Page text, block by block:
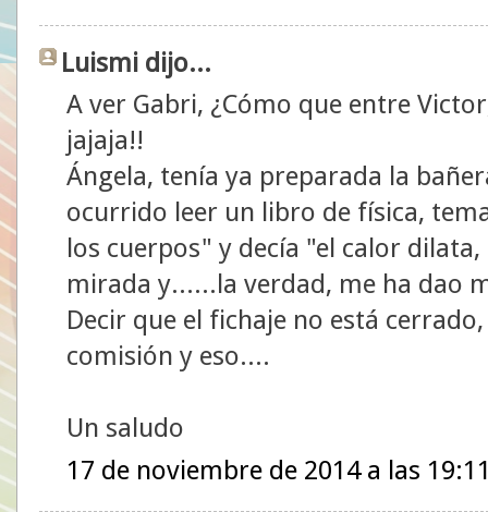
Luismi dijo...
A ver Gabri, ¿Cómo que entre
jajaja!!
Ángela, tenía ya preparada la
ocurrido leer un libro de física,
los cuerpos" y decía "el calor
mirada y......la verdad, me ha dao
Decir que el fichaje no está
comisión y eso....
Un saludo
17 de noviembre de 2014 a las